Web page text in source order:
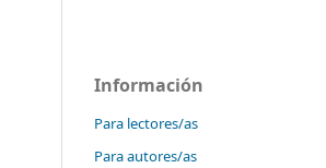
Información
Para lectores/as
Para autores/as